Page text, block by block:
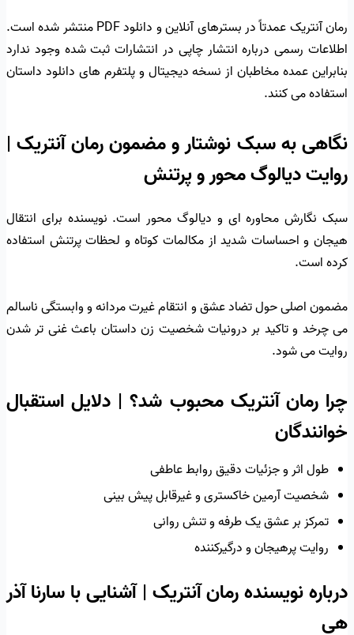
رمان آنتریک عمدتاً در بسترهای آنلاین و دانلود PDF منتشر شده است.
اطلاعات رسمی درباره انتشار چاپی در انتشارات ثبت شده وجود ندارد
بنابراین عمده مخاطبان از نسخه دیجیتال و پلتفرم های دانلود داستان
استفاده می کنند.
نگاهی به سبک نوشتار و مضمون رمان آنتریک |
روایت دیالوگ محور و پرتنش
سبک نگارش محاوره ای و دیالوگ محور است. نویسنده برای انتقال
هیجان و احساسات شدید از مکالمات کوتاه و لحظات پرتنش استفاده
کرده است.
مضمون اصلی حول تضاد عشق و انتقام غیرت مردانه و وابستگی ناسالم
می چرخد و تاکید بر درونیات شخصیت زن داستان باعث غنی تر شدن
روایت می شود.
چرا رمان آنتریک محبوب شد؟ | دلایل استقبال
خوانندگان
طول اثر و جزئیات دقیق روابط عاطفی
شخصیت آرمین خاکستری و غیرقابل پیش بینی
تمرکز بر عشق یک طرفه و تنش روانی
روایت پرهیجان و درگیرکننده
درباره نویسنده رمان آنتریک | آشنایی با سارنا آذر
هی